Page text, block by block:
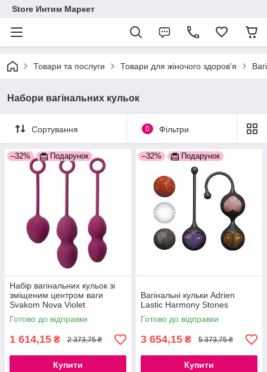
Store Интим Маркет
Товари та послуги Товари для жіночого здоров'я
Набори вагінальних кульок
Сортування 0 Фільтри
–32% Подарунок
Набір вагінальних кульок зі
зміщеним центром ваги
Svakom Nova Violet
777Store.com.ua
Готово до відправки
1 614,15 ₴ 2 373,75 ₴
Купити
–32% Подарунок
Вагінальні кульки Adrien
Lastic Harmony Stones
Готово до відправки
3 654,15 ₴ 5 373,75 ₴
Купити